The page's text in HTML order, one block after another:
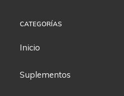
CATEGORÍAS
Inicio
Suplementos